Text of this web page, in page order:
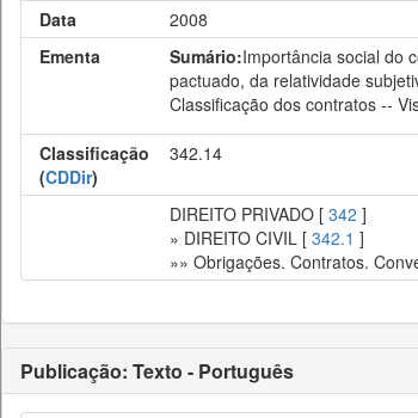
Data
2008
Ementa
Sumário:Importância social do
pactuado, da relatividade
Classificação dos contratos --
Classificação
(CDDir)
342.14
DIREITO PRIVADO [ 342 ]
» DIREITO CIVIL [ 342.1 ]
»» Obrigações. Contratos.
Publicação: Texto - Português